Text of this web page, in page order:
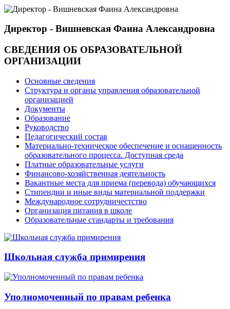
Директор - Вишневская Фаина Александровна
СВЕДЕНИЯ ОБ ОБРАЗОВАТЕЛЬНОЙ
ОРГАНИЗАЦИИ
Основные сведения
Структура и органы управления образовательной
организацией
Документы
Образование
Руководство
Педагогический состав
Материально-техническое обеспечение и оснащенность
образовательного процесса. Доступная среда
Платные образовательные услуги
Финансово-хозяйственная деятельность
Вакантные места для приема (перевода) обучающихся
Стипендии и иные виды материальной поддержки
Международное сотрудничестство
Организация питания в школе
Образовательные стандарты и требования
Школьная служба примирения
Уполномоченный по правам ребенка